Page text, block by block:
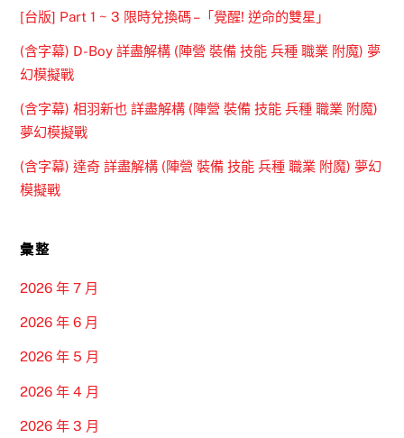
[台版] Part 1 ~ 3 限時兌換碼 –「覺醒! 逆命的雙星」
(含字幕) D-Boy 詳盡解構 (陣營 裝備 技能 兵種 職業 附魔) 夢
幻模擬戰
(含字幕) 相羽新也 詳盡解構 (陣營 裝備 技能 兵種 職業 附魔)
夢幻模擬戰
(含字幕) 達奇 詳盡解構 (陣營 裝備 技能 兵種 職業 附魔) 夢幻
模擬戰
彙整
2026 年 7 月
2026 年 6 月
2026 年 5 月
2026 年 4 月
2026 年 3 月